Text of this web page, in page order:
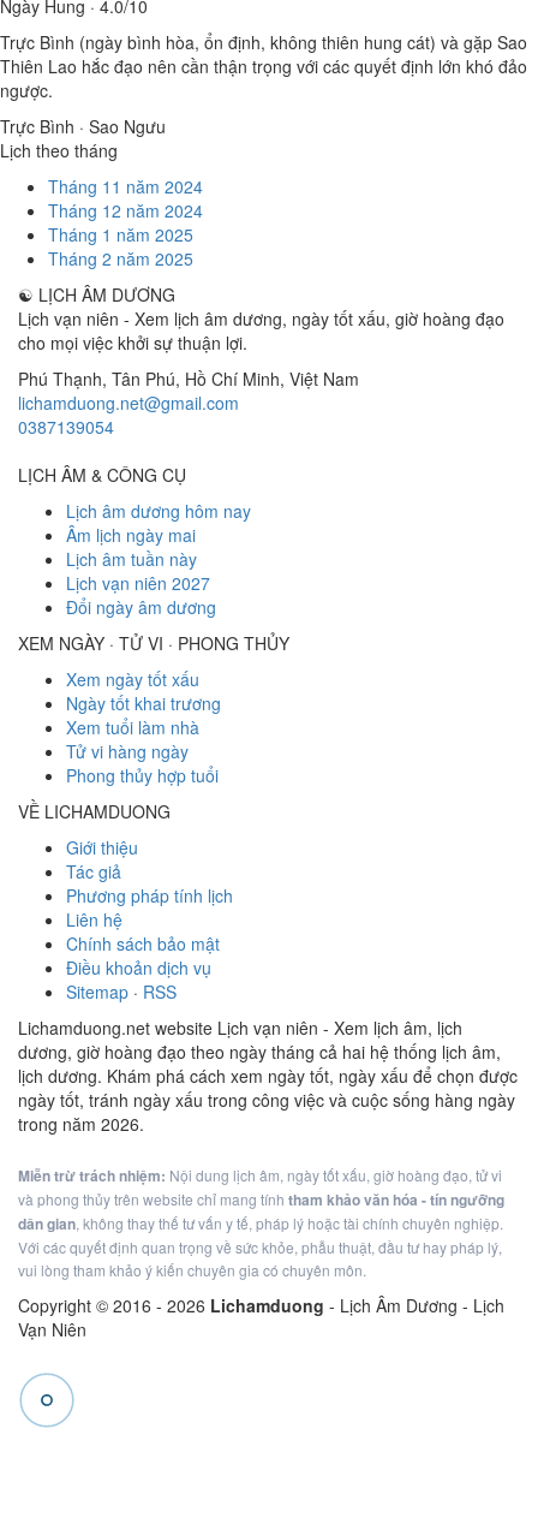
Ngày Hung · 4.0/10
Trực Bình (ngày bình hòa, ổn định, không thiên hung cát) và gặp Sao
Thiên Lao hắc đạo nên cần thận trọng với các quyết định lớn khó đảo
ngược.
Trực Bình · Sao Ngưu
Lịch theo tháng
Tháng 11 năm 2024
Tháng 12 năm 2024
Tháng 1 năm 2025
Tháng 2 năm 2025
☯ LỊCH ÂM DƯƠNG
Lịch vạn niên - Xem lịch âm dương, ngày tốt xấu, giờ hoàng đạo
cho mọi việc khởi sự thuận lợi.
Phú Thạnh, Tân Phú, Hồ Chí Minh, Việt Nam
lichamduong.net@gmail.com
0387139054
LỊCH ÂM & CÔNG CỤ
Lịch âm dương hôm nay
Âm lịch ngày mai
Lịch âm tuần này
Lịch vạn niên 2027
Đổi ngày âm dương
XEM NGÀY · TỬ VI · PHONG THỦY
Xem ngày tốt xấu
Ngày tốt khai trương
Xem tuổi làm nhà
Tử vi hàng ngày
Phong thủy hợp tuổi
VỀ LICHAMDUONG
Giới thiệu
Tác giả
Phương pháp tính lịch
Liên hệ
Chính sách bảo mật
Điều khoản dịch vụ
Sitemap · RSS
Lichamduong.net website Lịch vạn niên - Xem lịch âm, lịch
dương, giờ hoàng đạo theo ngày tháng cả hai hệ thống lịch âm,
lịch dương. Khám phá cách xem ngày tốt, ngày xấu để chọn được
ngày tốt, tránh ngày xấu trong công việc và cuộc sống hàng ngày
trong năm 2026.
Miễn trừ trách nhiệm: Nội dung lịch âm, ngày tốt xấu, giờ hoàng đạo, tử vi
và phong thủy trên website chỉ mang tính tham khảo văn hóa - tín ngưỡng
dân gian, không thay thế tư vấn y tế, pháp lý hoặc tài chính chuyên nghiệp.
Với các quyết định quan trọng về sức khỏe, phẫu thuật, đầu tư hay pháp lý,
vui lòng tham khảo ý kiến chuyên gia có chuyên môn.
Copyright © 2016 - 2026 Lichamduong - Lịch Âm Dương - Lịch
Vạn Niên